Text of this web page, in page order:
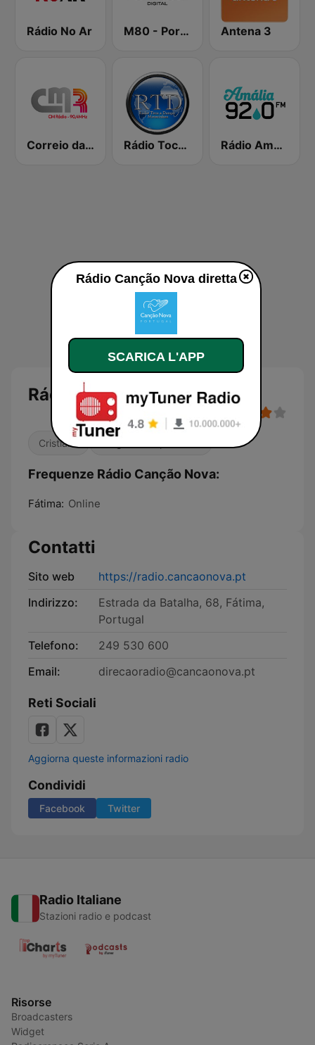
Rádio No Ar M80 - Portugal Antena 3
Correio da Manhã Rádio Rádio Toca a Dançar Rádio Amália
Rádio Canção Nova
Cristiana
Frequenze Rádio Canção Nova:
Fátima: Online
Contatti
Sito web
https://radio.cancaonova.pt
Indirizzo:
Estrada da Batalha, 68, Fátima,
Portugal
Telefono:
249 530 600
Email:
direcaoradio@cancaonova.pt
Reti Sociali
Aggiorna queste informazioni radio
Condividi
Facebook Twitter
Radio Italiane
Stazioni radio e podcast
Risorse
Broadcasters
Widget
Rádio Canção Nova diretta
SCARICA L'APP